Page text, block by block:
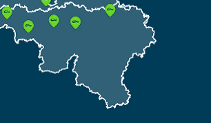
in geval van diefstal en ongeval.
Meer info